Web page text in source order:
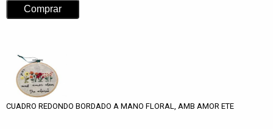
CUADRO REDONDO BORDADO A MANO FLORAL, AMB AMOR ETE